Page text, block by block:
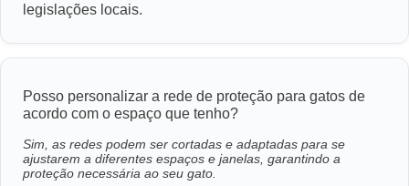
legislações locais.
Posso personalizar a rede de proteção para gatos de
acordo com o espaço que tenho?
Sim, as redes podem ser cortadas e adaptadas para se
ajustarem a diferentes espaços e janelas, garantindo a
proteção necessária ao seu gato.